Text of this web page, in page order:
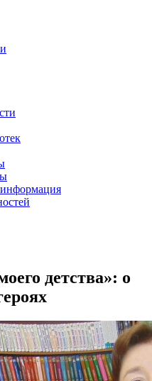
детства»: о